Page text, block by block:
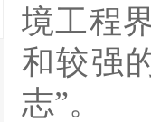
境工程
和较强
志”。